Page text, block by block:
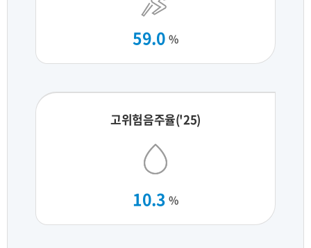
59.0 %
고위험음주율('25)
10.3 %